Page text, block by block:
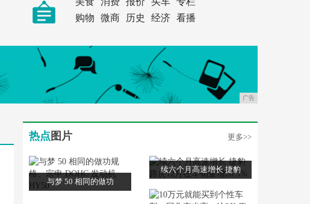
购物
微商 历史 经济 看播
广告
热点 图片 更多>>
与梦 50 相同的做功
续六个月高速增长 捷豹